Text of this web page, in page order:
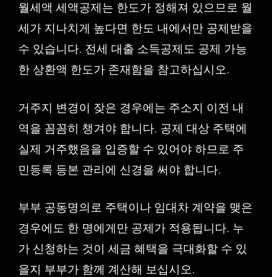
월세액 세액공제는 한도가 정해져 있으므로 월
세가 지나치게 높다면 한도 내에서만 공제받을
수 있습니다. 전세 대출 소득공제도 공제 가능
한 상환액 한도가 존재함을 참고하십시오.
거주지 변경이 잦은 경우에는 주소지 이전 내
역을 꼼꼼히 챙겨야 합니다. 공제 대상 주택에
실제 거주했음을 입증할 수 있어야 하므로 주
민등록 등본 관리에 신경을 써야 합니다.
부부 공동명의로 주택이나 임대차 계약을 맺은
경우에도 한 명에게만 공제가 적용됩니다. 누
가 신청하는 것이 세금 혜택을 극대화할 수 있
을지 부부가 함께 계산해 보십시오.